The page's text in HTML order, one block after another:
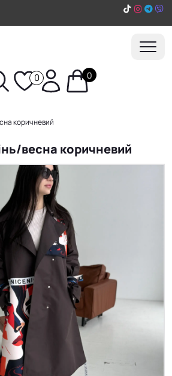
0 0
коричневий
весна коричневий